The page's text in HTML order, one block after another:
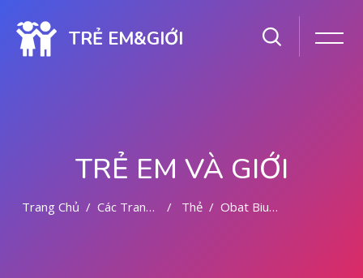
TRẺ EM&GIỚI
TRẺ EM VÀ GIỚI
Trang Chủ Các Trang Của Hệ Thống Thẻ Obat Bius Lampung 081391262346